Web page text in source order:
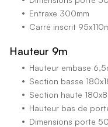
Entraxe 300mm
Carré inscrit
Hauteur 9m
Hauteur embase
Section basse
Section haute
Hauteur bas de
Dimensions porte